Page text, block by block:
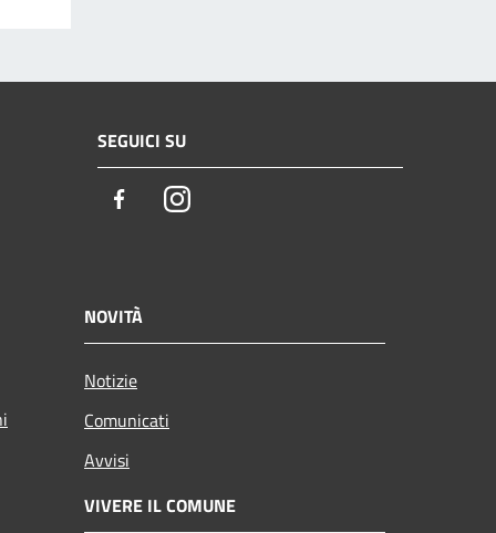
SEGUICI SU
FacebookInstagram
NOVITÀ
Notizie
Comunicati
Avvisi
VIVERE IL COMUNE